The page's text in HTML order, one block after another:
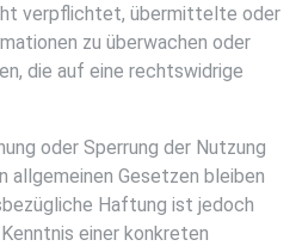
verpflichtet, übermittelte oder
zu überwachen oder
die auf eine rechtswidrige
oder Sperrung der Nutzung
allgemeinen Gesetzen bleiben
Haftung ist jedoch
einer konkreten